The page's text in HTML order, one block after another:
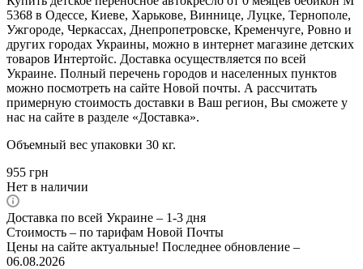
5368 в Одессе, Киеве, Харькове, Виннице, Луцке, Тернополе,
Ужгороде, Черкассах, Днепропетровске, Кременчуге, Ровно и
других городах Украины, можно в интернет магазине детских
товаров Интертойс. Доставка осуществляется по всей
Украине. Полный перечень городов и населенных пунктов
можно посмотреть на сайте Новой почты. А рассчитать
примерную стоимость доставки в Ваш регион, Вы сможете у
нас на сайте в разделе «Доставка».
Объемный вес упаковки 30 кг.
955 грн
Нет в наличии
Доставка по всей Украине – 1-3 дня
Стоимость – по тарифам Новой Почты
Цены на сайте актуальные! Последнее обновление –
06.08.2026